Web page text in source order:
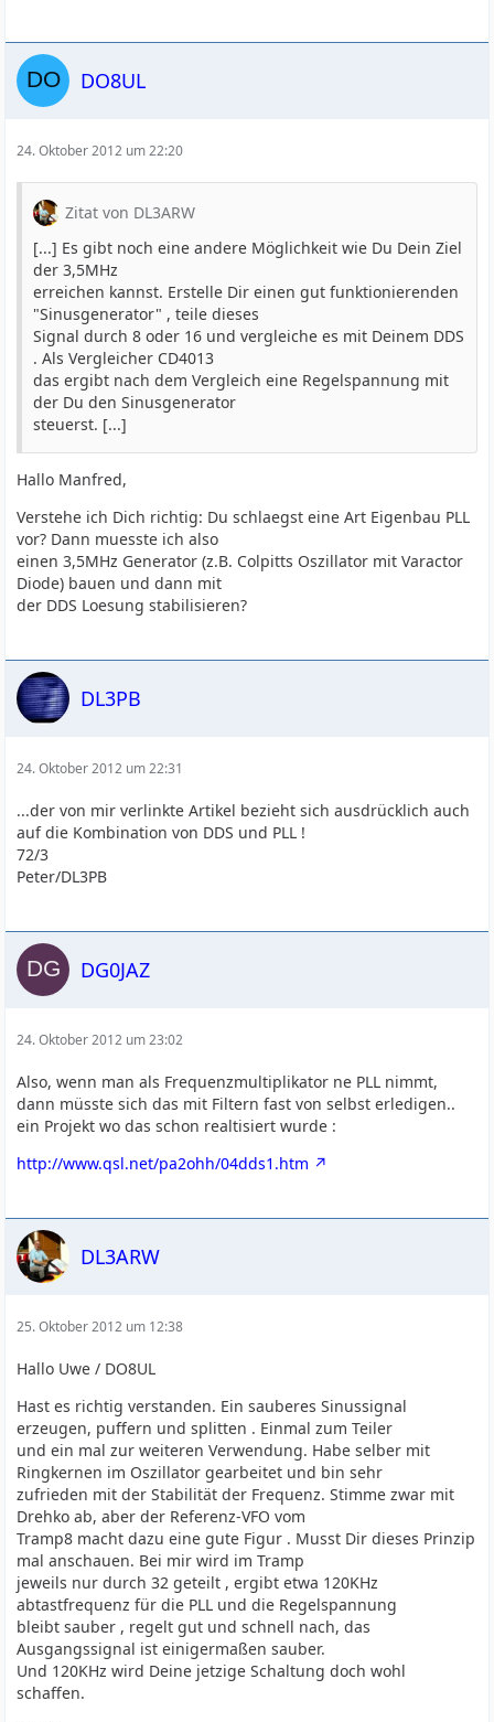
DO8UL
24. Oktober 2012 um 22:20
Zitat von DL3ARW
[...] Es gibt noch eine andere Möglichkeit wie Du Dein Ziel
der 3,5MHz
erreichen kannst. Erstelle Dir einen gut funktionierenden
"Sinusgenerator" , teile dieses
Signal durch 8 oder 16 und vergleiche es mit Deinem DDS
. Als Vergleicher CD4013
das ergibt nach dem Vergleich eine Regelspannung mit
der Du den Sinusgenerator
steuerst. [...]
Hallo Manfred,
Verstehe ich Dich richtig: Du schlaegst eine Art Eigenbau PLL
vor? Dann muesste ich also
einen 3,5MHz Generator (z.B. Colpitts Oszillator mit Varactor
Diode) bauen und dann mit
der DDS Loesung stabilisieren?
DL3PB
24. Oktober 2012 um 22:31
...der von mir verlinkte Artikel bezieht sich ausdrücklich auch
auf die Kombination von DDS und PLL !
72/3
Peter/DL3PB
DG0JAZ
24. Oktober 2012 um 23:02
Also, wenn man als Frequenzmultiplikator ne PLL nimmt,
dann müsste sich das mit Filtern fast von selbst erledigen..
ein Projekt wo das schon realtisiert wurde :
http://www.qsl.net/pa2ohh/04dds1.htm
DL3ARW
25. Oktober 2012 um 12:38
Hallo Uwe / DO8UL
Hast es richtig verstanden. Ein sauberes Sinussignal
erzeugen, puffern und splitten . Einmal zum Teiler
und ein mal zur weiteren Verwendung. Habe selber mit
Ringkernen im Oszillator gearbeitet und bin sehr
zufrieden mit der Stabilität der Frequenz. Stimme zwar mit
Drehko ab, aber der Referenz-VFO vom
Tramp8 macht dazu eine gute Figur . Musst Dir dieses Prinzip
mal anschauen. Bei mir wird im Tramp
jeweils nur durch 32 geteilt , ergibt etwa 120KHz
abtastfrequenz für die PLL und die Regelspannung
bleibt sauber , regelt gut und schnell nach, das
Ausgangssignal ist einigermaßen sauber.
Und 120KHz wird Deine jetzige Schaltung doch wohl
schaffen.